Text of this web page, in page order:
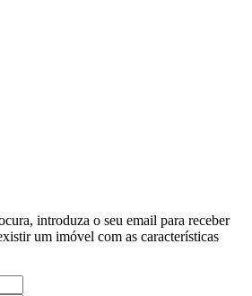
introduza o seu email para receber
um imóvel com as características